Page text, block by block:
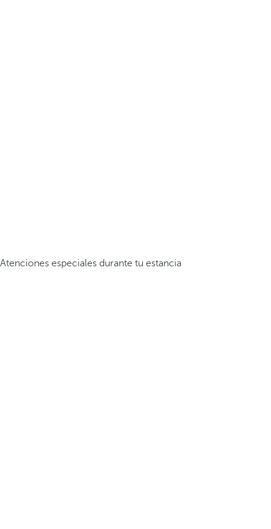
Atenciones especiales durante tu estancia